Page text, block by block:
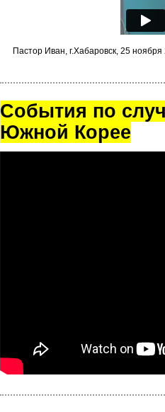
Пастор Иван, г.Хабаровск, 25 ноября
Cобытия по
Южной Корее